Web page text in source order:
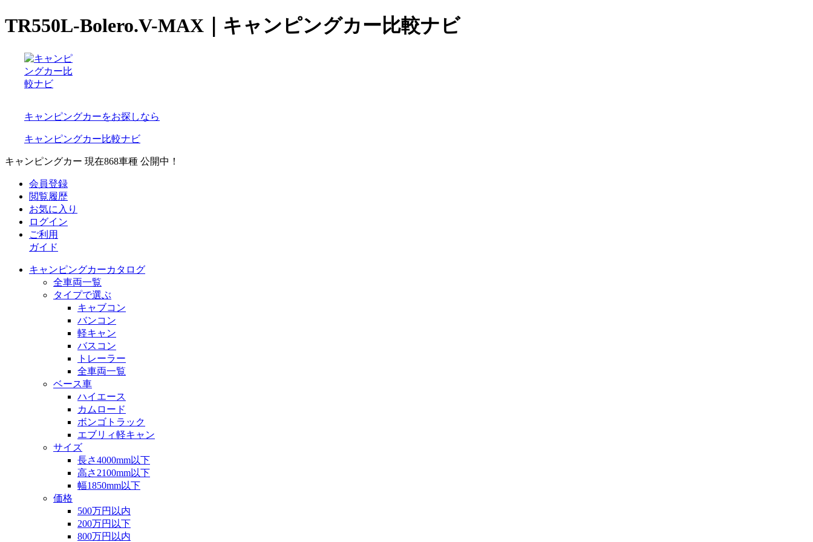
TR550L-Bolero.V-MAX｜キャンピングカー比較ナビ
キャンピングカーをお探しなら
キャンピングカー比較ナビ
キャンピングカー 現在868車種 公開中！
会員登録
閲覧履歴
お気に入り
ログイン
ご利用
ガイド
キャンピングカーカタログ
全車両一覧
タイプで選ぶ
キャブコン
バンコン
軽キャン
バスコン
トレーラー
全車両一覧
ベース車
ハイエース
カムロード
ボンゴトラック
エブリィ軽キャン
サイズ
長さ4000mm以下
高さ2100mm以下
幅1850mm以下
価格
500万円以内
200万円以下
800万円以内